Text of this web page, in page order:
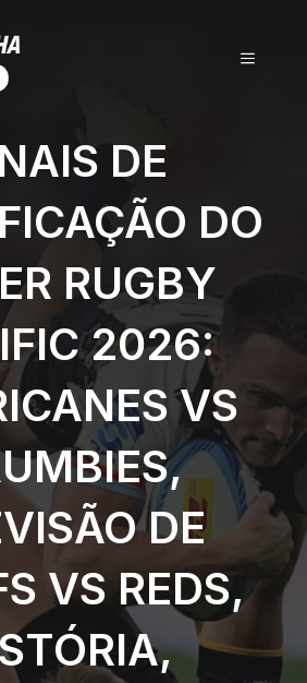
MENU
DE
DO
RUGBY
2026:
VS
DE
VS REDS,